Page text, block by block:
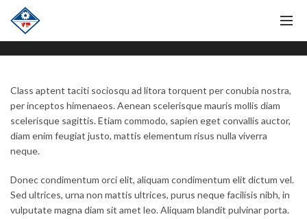
Class aptent taciti sociosqu ad litora torquent per conubia nostra,
per inceptos himenaeos. Aenean scelerisque mauris mollis diam
scelerisque sagittis. Etiam commodo, sapien eget convallis auctor,
diam enim feugiat justo, mattis elementum risus nulla viverra
neque.
Donec condimentum orci elit, aliquam condimentum elit dictum vel.
Sed ultrices, urna non mattis ultrices, purus neque facilisis nibh, in
vulputate magna diam sit amet leo. Aliquam blandit pulvinar porta.